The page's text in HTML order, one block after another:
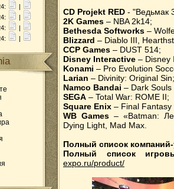
|
|
|
|
CD Projekt RED - "Ведьмак
2K Games – NBA 2k14;
Bethesda Softworks –
Blizzard – Diablo III,
CCP Games – DUST 514;
Disney Interactive – Disney
Konami – Pro Evolution
Larian – Divinity: Original Sin;
Namco Bandai – Dark Souls
SEGA – Total War: ROME II;
Square Enix – Final
WB Games – «Batman:
Dying Light, Mad Max.
Полный список
Полный список
expo.ru/product/